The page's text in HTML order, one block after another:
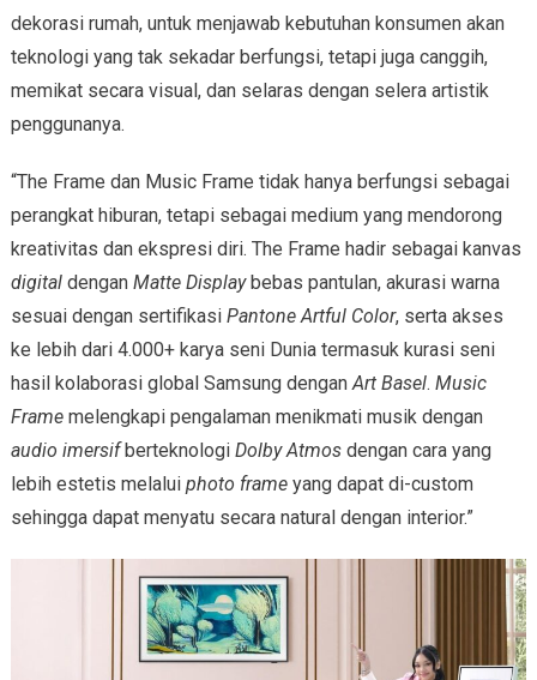
dekorasi rumah, untuk menjawab kebutuhan konsumen akan
teknologi yang tak sekadar berfungsi, tetapi juga canggih,
memikat secara visual, dan selaras dengan selera artistik
penggunanya.
“The Frame dan Music Frame tidak hanya berfungsi sebagai
perangkat hiburan, tetapi sebagai medium yang mendorong
kreativitas dan ekspresi diri. The Frame hadir sebagai kanvas
digital dengan Matte Displaybebas pantulan, akurasi warna
sesuai dengan sertifikasi Pantone Artful Color, serta akses
ke lebih dari 4.000+ karya seni Dunia termasuk kurasi seni
hasil kolaborasi global Samsung denganArt Basel. Music
Framemelengkapi pengalaman menikmati musik dengan
audio imersifberteknologi Dolby Atmosdengan cara yang
lebih estetis melalui photo frameyang dapat di-custom
sehingga dapat menyatu secara natural dengan interior.”